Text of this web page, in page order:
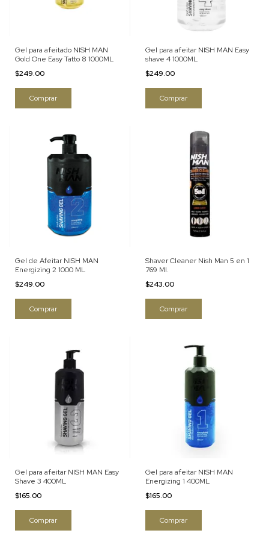
Gel para afeitado NISH MAN
Gold One Easy Tatto 8 1000ML
$249.00
Gel para afeitar NISH MAN Easy
shave 4 1000ML
$249.00
Gel de Afeitar NISH MAN
Energizing 2 1000 ML
$249.00
Shaver Cleaner Nish Man 5 en 1
769 Ml.
$243.00
Gel para afeitar NISH MAN Easy
Shave 3 400ML
$165.00
Gel para afeitar NISH MAN
Energizing 1 400ML
$165.00